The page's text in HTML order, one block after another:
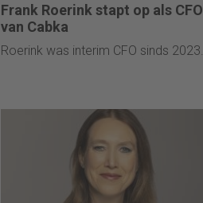
Frank Roerink stapt op als CFO
van Cabka
Roerink was interim CFO sinds 2023.